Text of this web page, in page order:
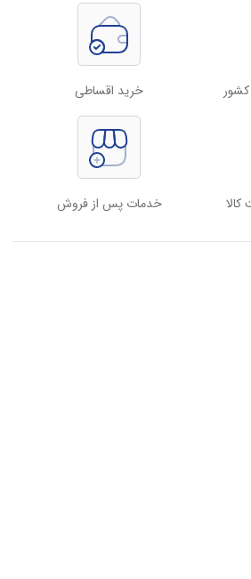
خرید اقساطی
خدمات پس از فروش